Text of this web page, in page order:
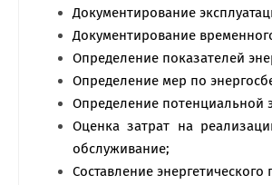
Документирование
Документирование
Определение показателей
​​​​Определение мер по
Определение потенциальной
Оценка затрат на
обслуживание;
Составление